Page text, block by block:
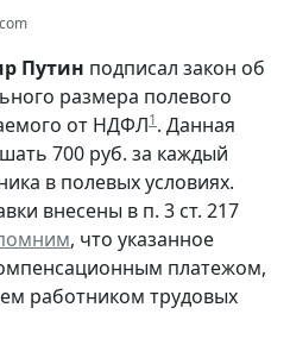
Путин подписал закон об
размера полевого
от НДФЛ1. Данная
700 руб. за каждый
в полевых условиях.
внесены в п. 3 ст. 217
, что указанное
платежом,
работником трудовых